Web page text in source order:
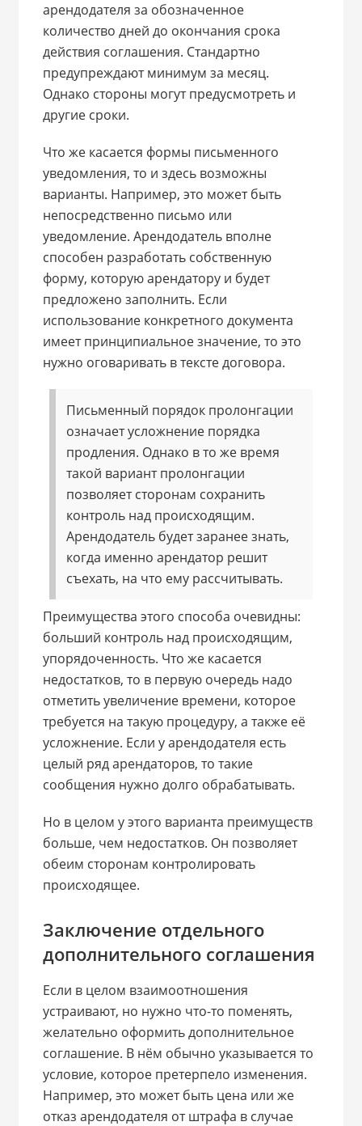
арендодателя за обозначенное
количество дней до окончания срока
действия соглашения. Стандартно
предупреждают минимум за месяц.
Однако стороны могут предусмотреть и
другие сроки.
Что же касается формы письменного
уведомления, то и здесь возможны
варианты. Например, это может быть
непосредственно письмо или
уведомление. Арендодатель вполне
способен разработать собственную
форму, которую арендатору и будет
предложено заполнить. Если
использование конкретного документа
имеет принципиальное значение, то это
нужно оговаривать в тексте договора.
Письменный порядок пролонгации
означает усложнение порядка
продления. Однако в то же время
такой вариант пролонгации
позволяет сторонам сохранить
контроль над происходящим.
Арендодатель будет заранее знать,
когда именно арендатор решит
съехать, на что ему рассчитывать.
Преимущества этого способа очевидны:
больший контроль над происходящим,
упорядоченность. Что же касается
недостатков, то в первую очередь надо
отметить увеличение времени, которое
требуется на такую процедуру, а также её
усложнение. Если у арендодателя есть
целый ряд арендаторов, то такие
сообщения нужно долго обрабатывать.
Но в целом у этого варианта преимуществ
больше, чем недостатков. Он позволяет
обеим сторонам контролировать
происходящее.
Заключение отдельного
дополнительного соглашения
Если в целом взаимоотношения
устраивают, но нужно что-то поменять,
желательно оформить дополнительное
соглашение. В нём обычно указывается то
условие, которое претерпело изменения.
Например, это может быть цена или же
отказ арендодателя от штрафа в случае